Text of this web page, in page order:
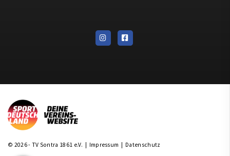
© 2026 - TV Sontra 1861 e.V. | Impressum | Datenschutz